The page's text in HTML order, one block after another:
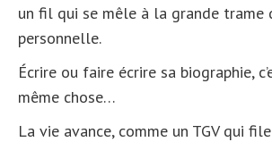
un fil qui se mêle à la grande trame
personnelle.
Écrire ou faire écrire sa biographie,
même chose…
La vie avance, comme un TGV qui